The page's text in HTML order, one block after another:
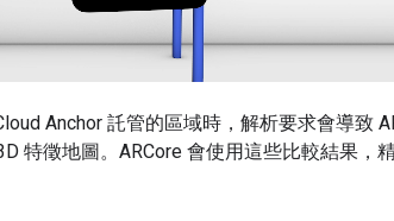
Anchor 託管的區域時，解析要求會導致
特徵地圖。ARCore 會使用這些比較結果，